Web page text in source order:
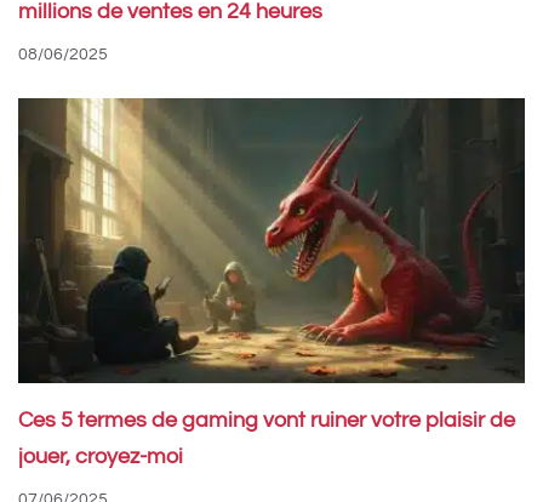
millions de ventes en 24 heures
08/06/2025
Ces 5 termes de gaming vont ruiner votre plaisir de
jouer, croyez-moi